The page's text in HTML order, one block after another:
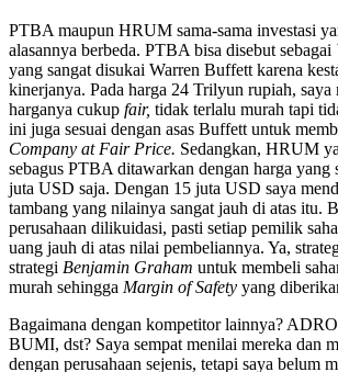
PTBA maupun HRUM sama-sama investasi
alasannya berbeda. PTBA bisa disebut sebagai
yang sangat disukai Warren Buffett karena
kinerjanya. Pada harga 24 Trilyun rupiah, saya
harganya cukup fair, tidak terlalu murah tapi
ini juga sesuai dengan asas Buffett untuk
Company at Fair Price. Sedangkan, HRUM
sebagus PTBA ditawarkan dengan harga yang
juta USD saja. Dengan 15 juta USD saya
tambang yang nilainya sangat jauh di atas itu.
perusahaan dilikuidasi, pasti setiap pemilik
uang jauh di atas nilai pembeliannya. Ya,
strategi Benjamin Graham untuk membeli
murah sehingga Margin of Safety yang
Bagaimana dengan kompetitor lainnya?
BUMI, dst? Saya sempat menilai mereka dan
dengan perusahaan sejenis, tetapi saya belum